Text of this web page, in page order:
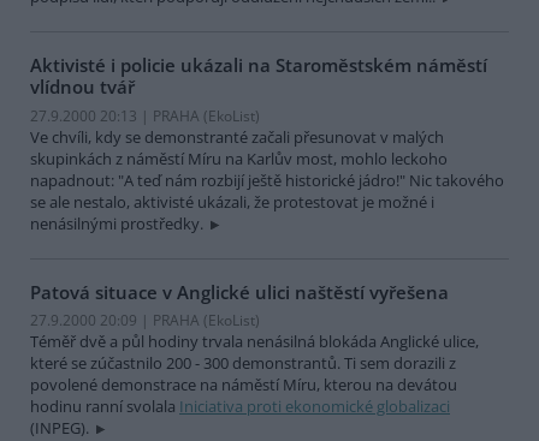
Aktivisté i policie ukázali na Staroměstském náměstí
vlídnou tvář
27.9.2000 20:13 | PRAHA (EkoList)
Ve chvíli, kdy se demonstranté začali přesunovat v malých
skupinkách z náměstí Míru na Karlův most, mohlo leckoho
napadnout: "A teď nám rozbijí ještě historické jádro!" Nic takového
se ale nestalo, aktivisté ukázali, že protestovat je možné i
nenásilnými prostředky.
Patová situace v Anglické ulici naštěstí vyřešena
27.9.2000 20:09 | PRAHA (EkoList)
Téměř dvě a půl hodiny trvala nenásilná blokáda Anglické ulice,
které se zúčastnilo 200 - 300 demonstrantů. Ti sem dorazili z
povolené demonstrace na náměstí Míru, kterou na devátou
hodinu ranní svolala Iniciativa proti ekonomické globalizaci
(INPEG).